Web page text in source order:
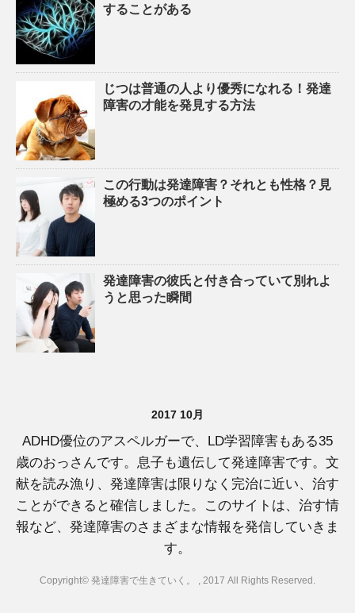
することがある
じつは普通の人より優秀になれる！発達
障害の才能を発見する方法
この行動は発達障害？それとも性格？見
極める3つのポイント
発達障害の彼氏と付き合っていて別れよ
うと思った瞬間
2017 10月
ADHD優位のアスペルガーで、LD学習障害もある35
歳のおっさんです。息子も遺伝して発達障害です。文
献を読み漁り、発達障害は限りなく完治に近い、治す
ことができると確信しました。このサイトは、治す情
報など、発達障害のさまざまな情報を発信していきま
す。
Copyright© 発達障害で生きていく。 , 2017 All Rights Reserved.